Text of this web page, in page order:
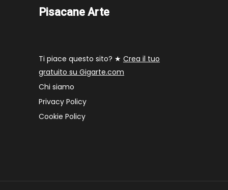
Pisacane Arte
Ti piace questo sito? ★ Crea il tuo
gratuito su Gigarte.com
Chi siamo
Privacy Policy
Cookie Policy